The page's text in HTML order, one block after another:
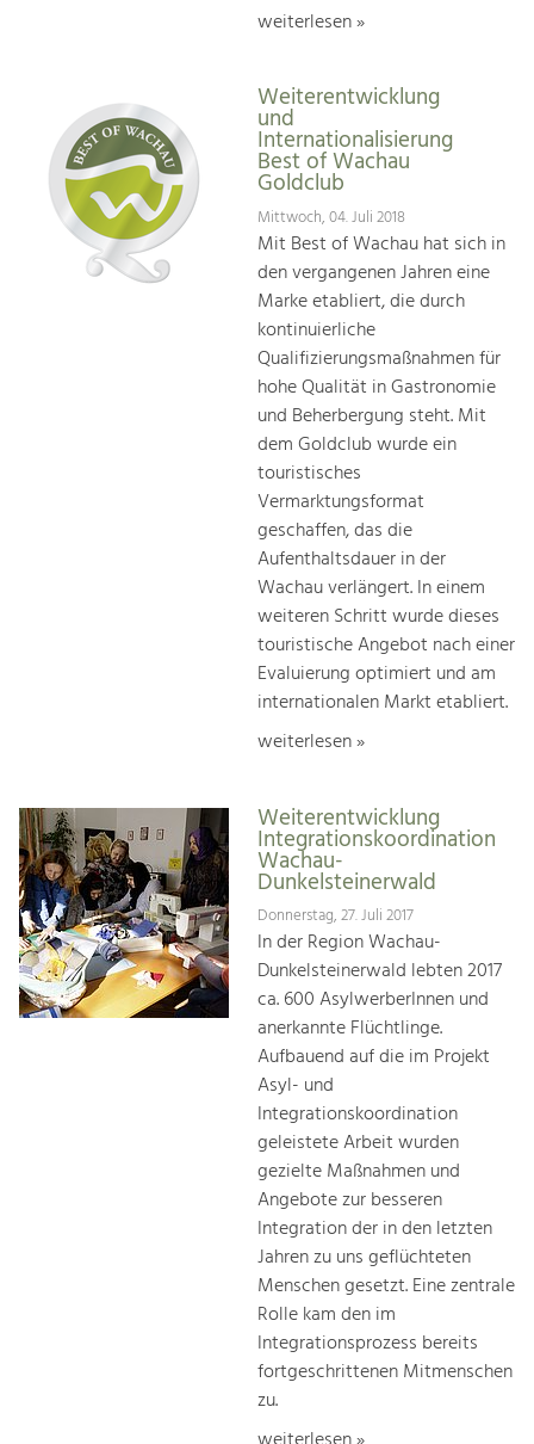
weiterlesen »
Weiterentwicklung
und
Internationalisierung
Best of Wachau
Goldclub
Mittwoch, 04. Juli 2018
Mit Best of Wachau hat sich in
den vergangenen Jahren eine
Marke etabliert, die durch
kontinuierliche
Qualifizierungsmaßnahmen für
hohe Qualität in Gastronomie
und Beherbergung steht. Mit
dem Goldclub wurde ein
touristisches
Vermarktungsformat
geschaffen, das die
Aufenthaltsdauer in der
Wachau verlängert. In einem
weiteren Schritt wurde dieses
touristische Angebot nach einer
Evaluierung optimiert und am
internationalen Markt etabliert.
weiterlesen »
Weiterentwicklung
Integrationskoordination
Wachau-
Dunkelsteinerwald
Donnerstag, 27. Juli 2017
In der Region Wachau-
Dunkelsteinerwald lebten 2017
ca. 600 AsylwerberInnen und
anerkannte Flüchtlinge.
Aufbauend auf die im Projekt
Asyl- und
Integrationskoordination
geleistete Arbeit wurden
gezielte Maßnahmen und
Angebote zur besseren
Integration der in den letzten
Jahren zu uns geflüchteten
Menschen gesetzt. Eine zentrale
Rolle kam den im
Integrationsprozess bereits
fortgeschrittenen Mitmenschen
zu.